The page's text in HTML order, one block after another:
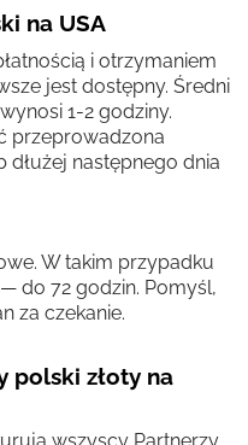
na USA
i otrzymaniem
jest dostępny. Średni
wynosi 1-2 godziny.
przeprowadzona
następnego dnia
W takim przypadku
do 72 godzin. Pomyśl,
za czekanie.
polski złoty na